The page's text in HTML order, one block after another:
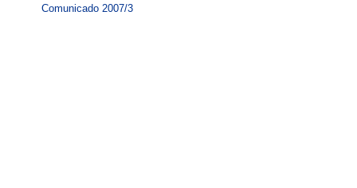
Comunicado 2007/3